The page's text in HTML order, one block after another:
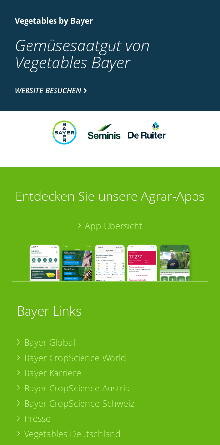
Vegetables by Bayer
Gemüsesaatgut von
Vegetables Bayer
WEBSITE BESUCHEN
Entdecken Sie unsere Agrar-Apps
App Übersicht
Bayer Links
Bayer Global
Bayer CropScience World
Bayer Karriere
Bayer CropScience Austria
Bayer CropScience Schweiz
Presse
Vegetables Deutschland